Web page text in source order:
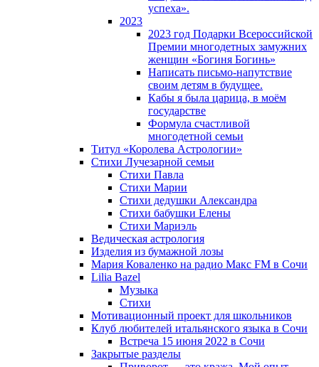
успеха».
2023
2023 год Подарки Всероссийской
Премии многодетных замужних
женщин «Богиня Богинь»
Написать письмо-напутствие
своим детям в будущее.
Кабы я была царица, в моëм
государстве
Формула счастливой
многодетной семьи
Титул «Королева Астрологии»
Стихи Лучезарной семьи
Стихи Павла
Стихи Марии
Стихи дедушки Александра
Стихи бабушки Елены
Стихи Мариэль
Ведическая астрология
Изделия из бумажной лозы
Мария Коваленко на радио Maкс FM в Сочи
Lilia Bazel
Музыка
Cтихи
Мотивационный проект для школьников
Клуб любителей итальянского языка в Сочи
Встреча 15 июня 2022 в Сочи
Закрытые разделы